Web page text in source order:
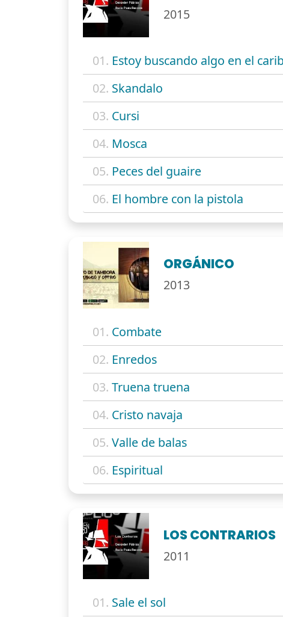
2015
01. Estoy buscando algo en el
02. Skandalo
03. Cursi
04. Mosca
05. Peces del guaire
06. El hombre con la pistola
ORGÁNICO
2013
01. Combate
02. Enredos
03. Truena truena
04. Cristo navaja
05. Valle de balas
06. Espiritual
LOS CONTRARIOS
2011
01. Sale el sol